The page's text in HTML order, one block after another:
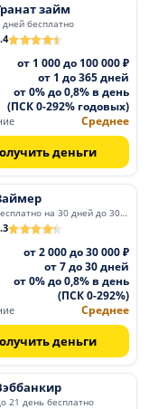
займ
дней бесплатно
от 1 000 до 100 000 ₽
от 1 до 365 дней
от 0% до 0,8% в день
(ПСК 0-292% годовых)
Среднее
деньги
Бесплатно на 30 дней до 30 000
от 2 000 до 30 000 ₽
от 7 до 30 дней
от 0% до 0,8% в день
(ПСК 0-292%)
Среднее
деньги
21 день бесплатно